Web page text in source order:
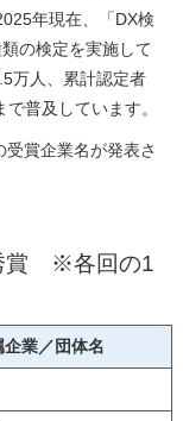
年現在、「DX検
の検定を実施して
万人、累計認定者
普及しています。
賞企業名が発表さ
賞 ※各回の1
業／団体名